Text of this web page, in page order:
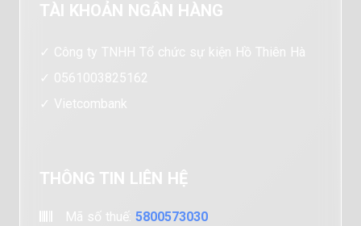
TÀI KHOẢN NGÂN HÀNG
Công ty TNHH Tổ chức sự kiện Hồ Thiên Hà
0561003825162
Vietcombank
THÔNG TIN LIÊN HỆ
Mã số thuế: 5800573030